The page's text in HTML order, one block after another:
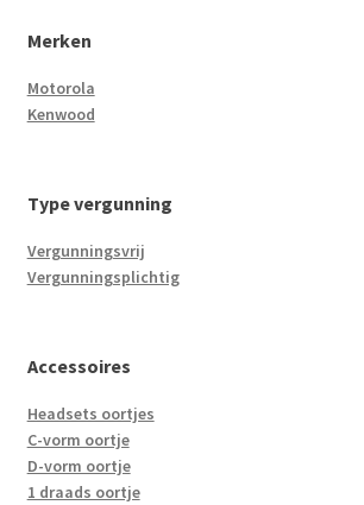
Merken
Motorola
Kenwood
Type vergunning
Vergunningsvrij
Vergunningsplichtig
Accessoires
Headsets oortjes
C-vorm oortje
D-vorm oortje
1 draads oortje